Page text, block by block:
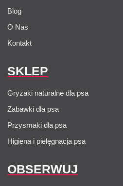
Blog
O Nas
Kontakt
SKLEP
Gryzaki naturalne dla psa
Zabawki dla psa
Przysmaki dla psa
Higiena i pielęgnacja psa
OBSERWUJ